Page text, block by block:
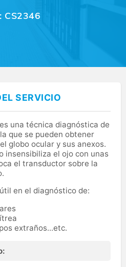
CS2346
SERVICIO
es una técnica diagnóstica de
que se pueden obtener
globo ocular y sus anexos.
insensibiliza el ojo con unas
el transductor sobre la
en el diagnóstico de:
extraños...etc.